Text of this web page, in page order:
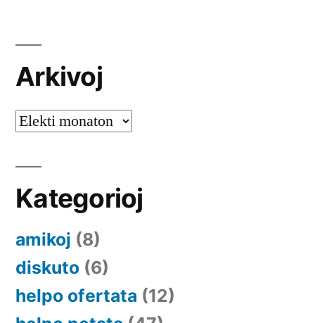
Arkivoj
Arkivoj
Kategorioj
amikoj (8)
diskuto (6)
helpo ofertata (12)